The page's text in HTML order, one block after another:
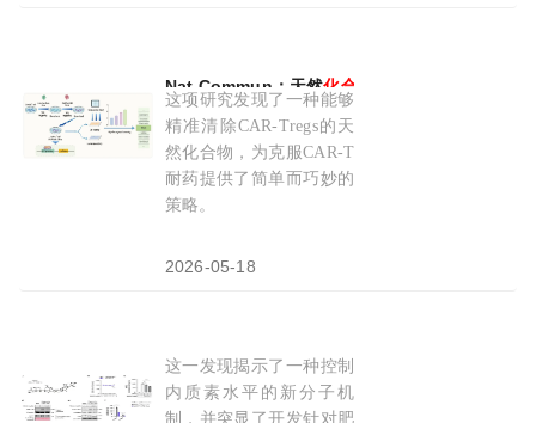
Nat Commun：天然化合物
这项研究发现了一种能够
精准清除CAR-Tregs的天
然化合物，为克服CAR-T
耐药提供了简单而巧妙的
策略。
2026-05-18
‌Exp Mol Med：天然化合物
这一发现揭示了一种控制
内质素水平的新分子机
制，并突显了开发针对肥